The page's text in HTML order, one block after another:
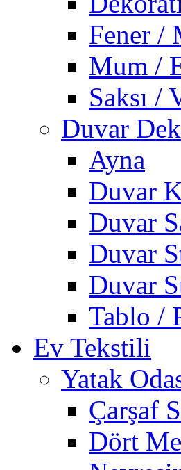
Fener /
Mum /
Saksı /
Duvar
Ayna
Duvar
Duvar
Duvar
Duvar
Tablo /
Ev Tekstili
Yatak
Çarşaf
Dört